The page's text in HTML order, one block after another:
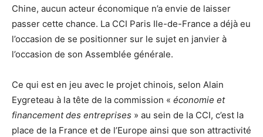
Chine, aucun acteur économique n’a envie de laisser
passer cette chance. La CCI Paris Ile-de-France a déjà eu
l’occasion de se positionner sur le sujet en janvier à
l’occasion de son Assemblée générale.
Ce qui est en jeu avec le projet chinois, selon Alain
Eygreteau à la tête de la commission « économie et
financement des entreprises » au sein de la CCI, c’est la
place de la France et de l’Europe ainsi que son attractivité